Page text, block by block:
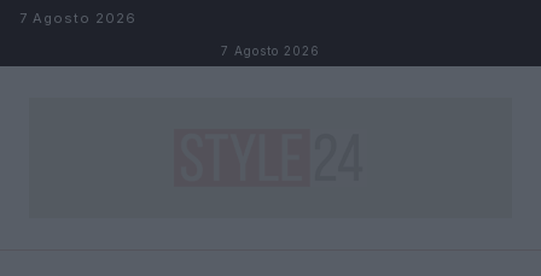
Salta al contenuto
7 Agosto 2026
7 Agosto 2026